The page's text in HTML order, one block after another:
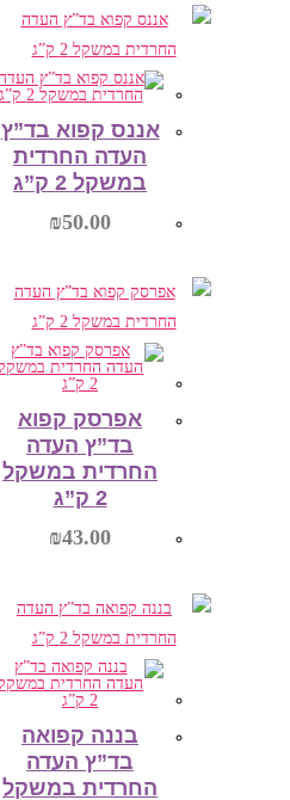
הוספה לסל
אננס קפוא בד”ץ
העדה החרדית
במשקל 2 ק”ג
₪50.00
הוספה לסל
אפרסק קפוא
בד”ץ העדה
החרדית במשקל
2 ק”ג
₪43.00
הוספה לסל
בננה קפואה
בד”ץ העדה
החרדית במשקל